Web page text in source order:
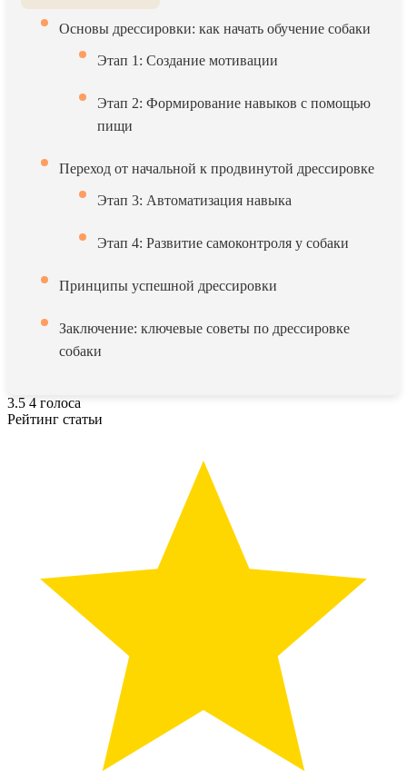
Основы дрессировки: как начать обучение собаки
Этап 1: Создание мотивации
Этап 2: Формирование навыков с помощью
пищи
Переход от начальной к продвинутой дрессировке
Этап 3: Автоматизация навыка
Этап 4: Развитие самоконтроля у собаки
Принципы успешной дрессировки
Заключение: ключевые советы по дрессировке
собаки
3.5 4 голоса
Рейтинг статьи